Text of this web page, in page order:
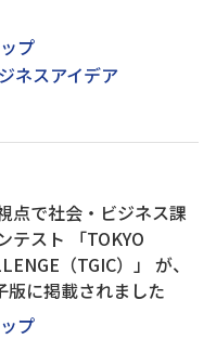
プ
ネスアイデア
点で社会・ビジネス課
テスト 「TOKYO
（TGIC）」 が、
に掲載されました
プ